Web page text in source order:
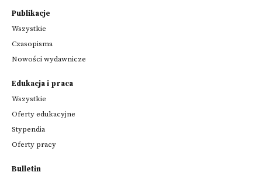
Publikacje
Wszystkie
Czasopisma
Nowości wydawnicze
Edukacja i praca
Wszystkie
Oferty edukacyjne
Stypendia
Oferty pracy
Bulletin